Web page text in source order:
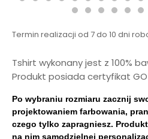
Termin realizacji od 7 do 10 dni
Tshirt wykonany jest z 100%
Produkt posiada certyfikat
Po wybraniu rozmiaru zacznij
projektowaniem farbowania,
czego tylko zapragniesz.
na nim samodzielnej